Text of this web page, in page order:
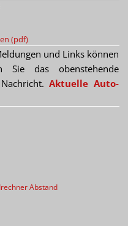
(pdf)
und Links können
Sie das obenstehende
Nachricht.Aktuelle Auto-
Abstand